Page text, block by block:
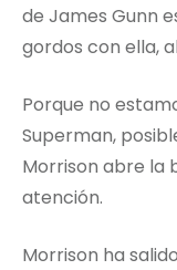
de James Gunn
gordos con ella,
Porque no
Superman,
Morrison abre la
atención.
Morrison ha